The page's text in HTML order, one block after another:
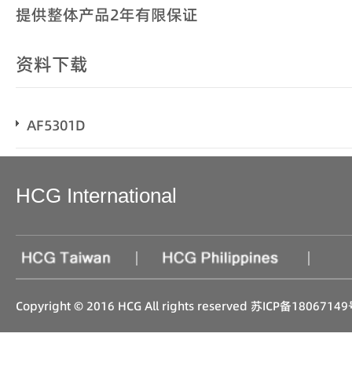
提供整体产品2年有限保证
资料下载
AF5301D
HCG International
| |
Copyright © 2016 HCG All rights reserved 苏ICP备